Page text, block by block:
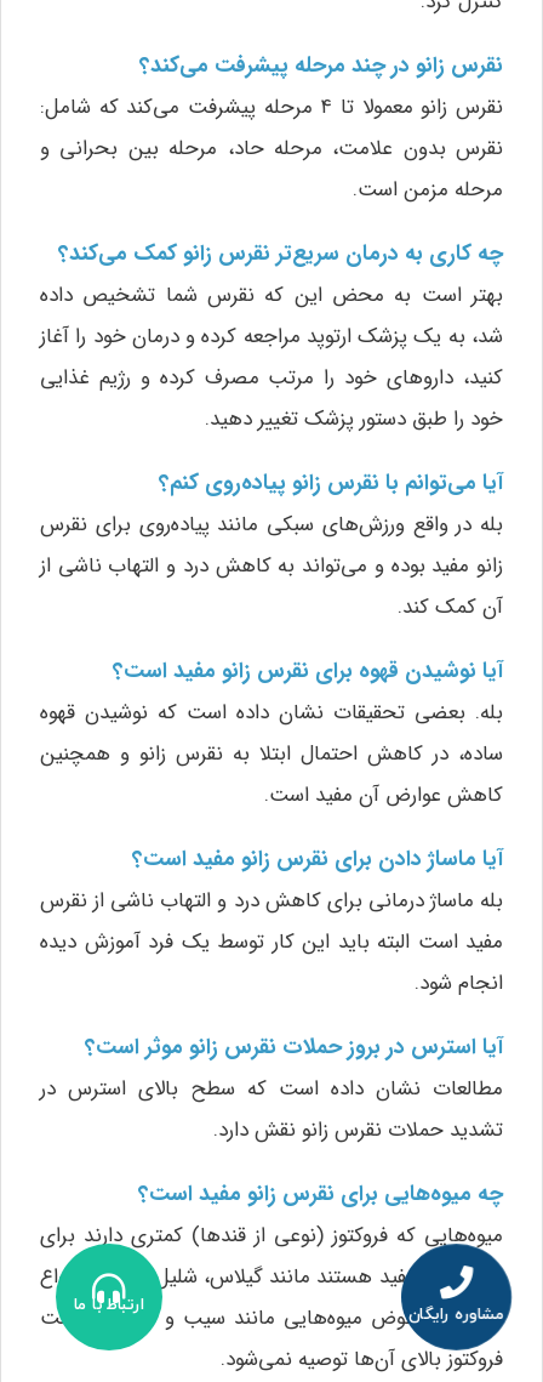
نقرس زانو در چند مرحله پیشرفت می‌کند؟
نقرس زانو معمولا تا ۴ مرحله پیشرفت می‌کند که شامل:
نقرس بدون علامت، مرحله حاد، مرحله بین بحرانی و
مرحله مزمن است.
چه کاری به درمان سریع‌تر نقرس زانو کمک می‌کند؟
بهتر است به محض این که نقرس شما تشخیص داده
شد، به یک پزشک ارتوپد مراجعه کرده و درمان خود را آغاز
کنید، داروهای خود را مرتب مصرف کرده و رژیم غذایی
خود را طبق دستور پزشک تغییر دهید.
آیا می‌توانم با نقرس زانو پیاده‌روی کنم؟
بله در واقع ورزش‌های سبکی مانند پیاده‌روی برای نقرس
زانو مفید بوده و می‌تواند به کاهش درد و التهاب ناشی از
آن کمک کند.
آیا نوشیدن قهوه برای نقرس زانو مفید است؟
بله. بعضی تحقیقات نشان داده است که نوشیدن قهوه
ساده، در کاهش احتمال ابتلا به نقرس زانو و همچنین
کاهش عوارض آن مفید است.
آیا ماساژ دادن برای نقرس زانو مفید است؟
بله ماساژ درمانی برای کاهش درد و التهاب ناشی از نقرس
مفید است البته باید این کار توسط یک فرد آموزش دیده
انجام شود.
آیا استرس در بروز حملات نقرس زانو موثر است؟
مطالعات نشان داده است که سطح بالای استرس در
تشدید حملات نقرس زانو نقش دارد.
چه میوه‌هایی برای نقرس زانو مفید است؟
میوه‌هایی که فروکتوز (نوعی از قندها) کمتری دارند برای
نقرس زانو مفید هستند مانند گیلاس، شلیل، زردآلو و انواع
توت‌ها در عوض میوه‌هایی مانند سیب و گلابی به علت
فروکتوز بالای آن‌ها توصیه نمی‌شود.
مشاوره رایگان ارتباط با ما